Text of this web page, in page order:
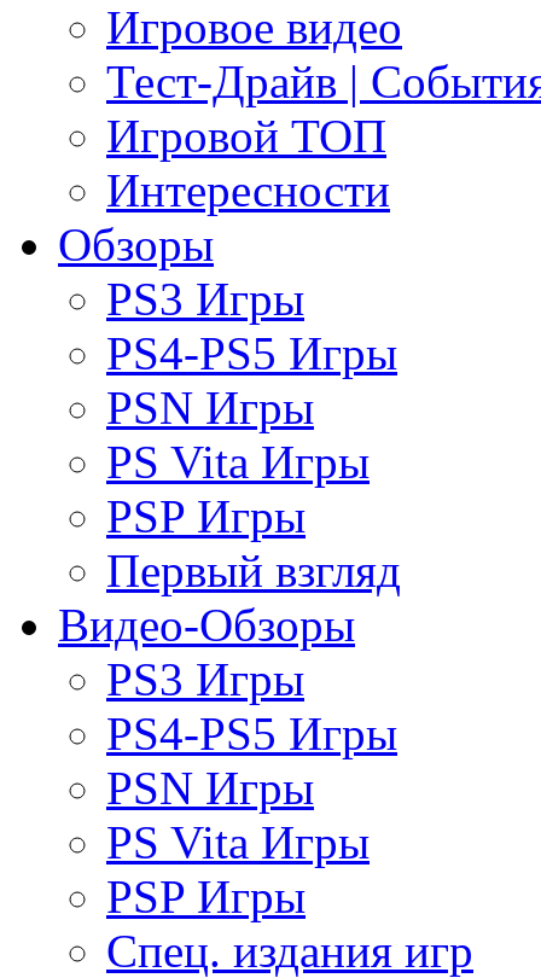
Игровое видео
Тест-Драйв |
Игровой ТОП
Интересности
Обзоры
PS3 Игры
PS4-PS5 Игры
PSN Игры
PS Vita Игры
PSP Игры
Первый взгляд
Видео-Обзоры
PS3 Игры
PS4-PS5 Игры
PSN Игры
PS Vita Игры
PSP Игры
Спец. издания игр